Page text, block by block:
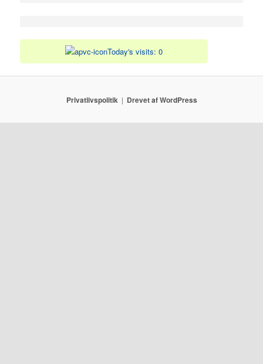
Today's visits: 0
Privatlivspolitik Drevet af WordPress